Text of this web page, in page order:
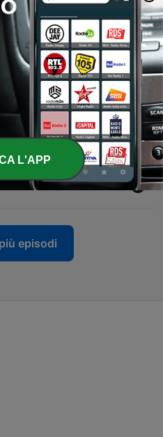
WhatsApp dilemma
met Jolet | Afl.
heb interieurproblemen |
2
episodi
L'APP